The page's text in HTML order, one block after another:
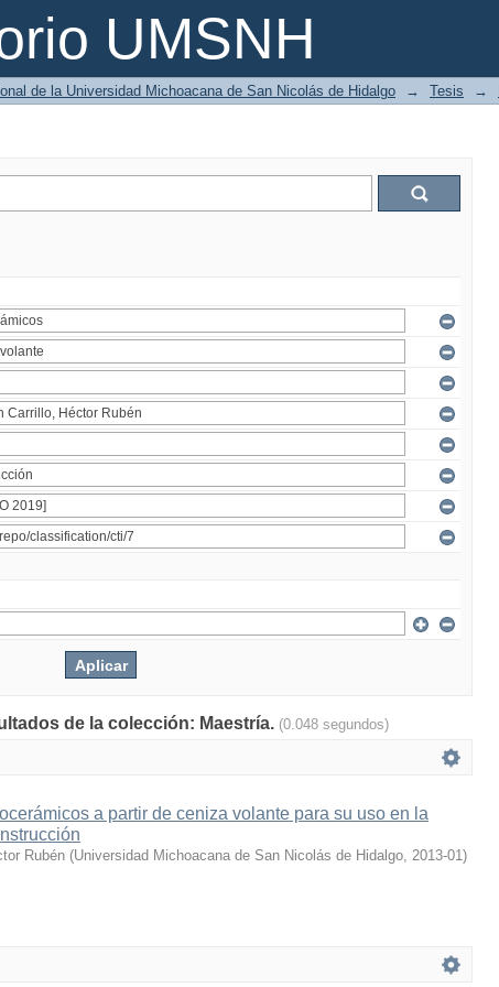
UMSNH
de la Universidad Michoacana de San Nicolás de Hidalgo → Tesis →
de la colección: Maestría. (0.048 segundos)
a partir de ceniza volante para su uso en la
Rubén (Universidad Michoacana de San Nicolás de Hidalgo, 2013-01)